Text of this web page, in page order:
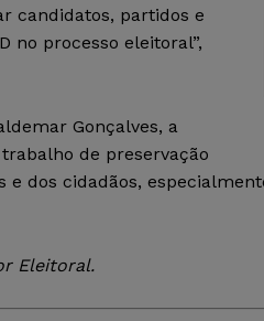
candidatos, partidos e
no processo eleitoral”,
Gonçalves, a
de preservação
dos cidadãos,
Eleitoral.